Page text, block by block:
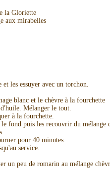
la Gloriette
aux mirabelles
les essuyer avec un torchon.
blanc et le chèvre à la fourchette
Mélanger le tout.
à la fourchette.
fond puis les recouvrir du mélange
pour 40 minutes.
service.
un peu de romarin au mélange